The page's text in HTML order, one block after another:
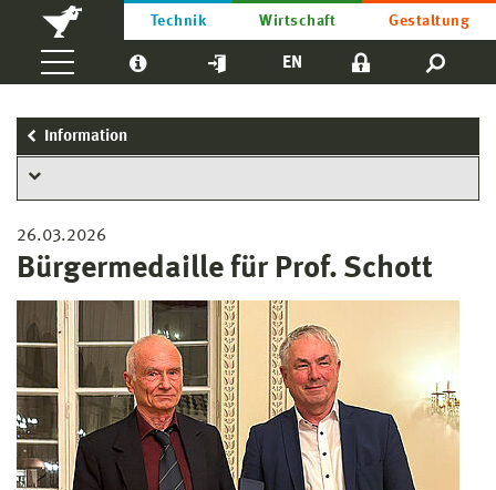
Technik Wirtschaft Gestaltung
EN
Information
26.03.2026
Bürgermedaille für Prof. Schott